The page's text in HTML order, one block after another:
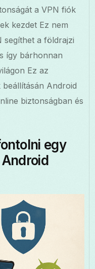
a VPN fiók
kezdet Ez nem
segíthet a földrajzi
így bárhonnan
Ez az
Android
biztonságban és
egy